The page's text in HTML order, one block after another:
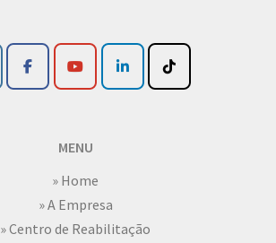
MENU
» Home
» A Empresa
» Centro de Reabilitação